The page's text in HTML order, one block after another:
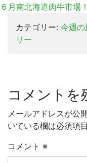
６月南北海道肉牛市場！
カテゴリー: 今週
リー
コメントを
メールアドレスが公
いている欄は必須項
コメント ※